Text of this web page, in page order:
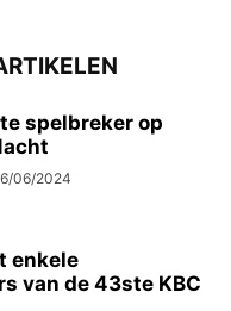
spelbreker op
06/2024
enkele
van de 43ste KBC